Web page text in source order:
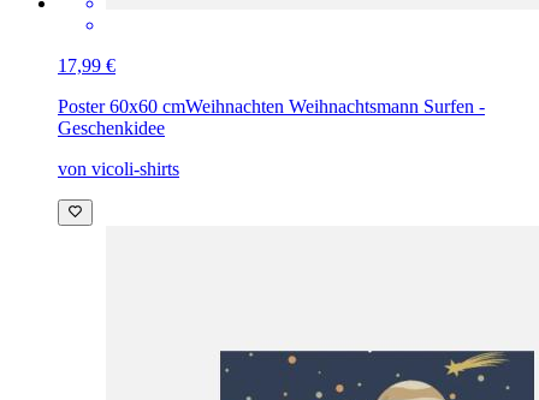
17,99 €
Poster 60x60 cmWeihnachten Weihnachtsmann Surfen -
Geschenkidee
von vicoli-shirts